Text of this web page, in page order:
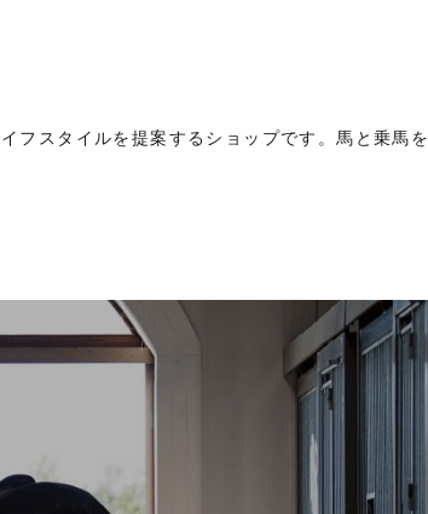
フスタイルを提案するショップです。馬と乗馬を